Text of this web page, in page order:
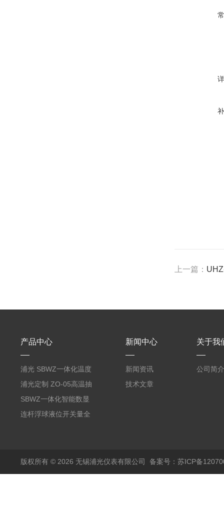
上一篇：
产品中心
浦光 SBWZ一体化温度
变送器传感器 防爆热电
阻PT100 数显远传4-
20mA2
浦光定制 ZO-05高温抽
气式氧化锆分析仪 防爆
耐腐蚀检测仪
SBWZ一体化智能数显
温度变送器传感器防爆
连杆浮球液位开关量全
新闻中心
新闻资讯
技术文章
关于我
公司简介
版权所有 © 2026 无锡浦光仪表有限公司 备案号：苏ICP备